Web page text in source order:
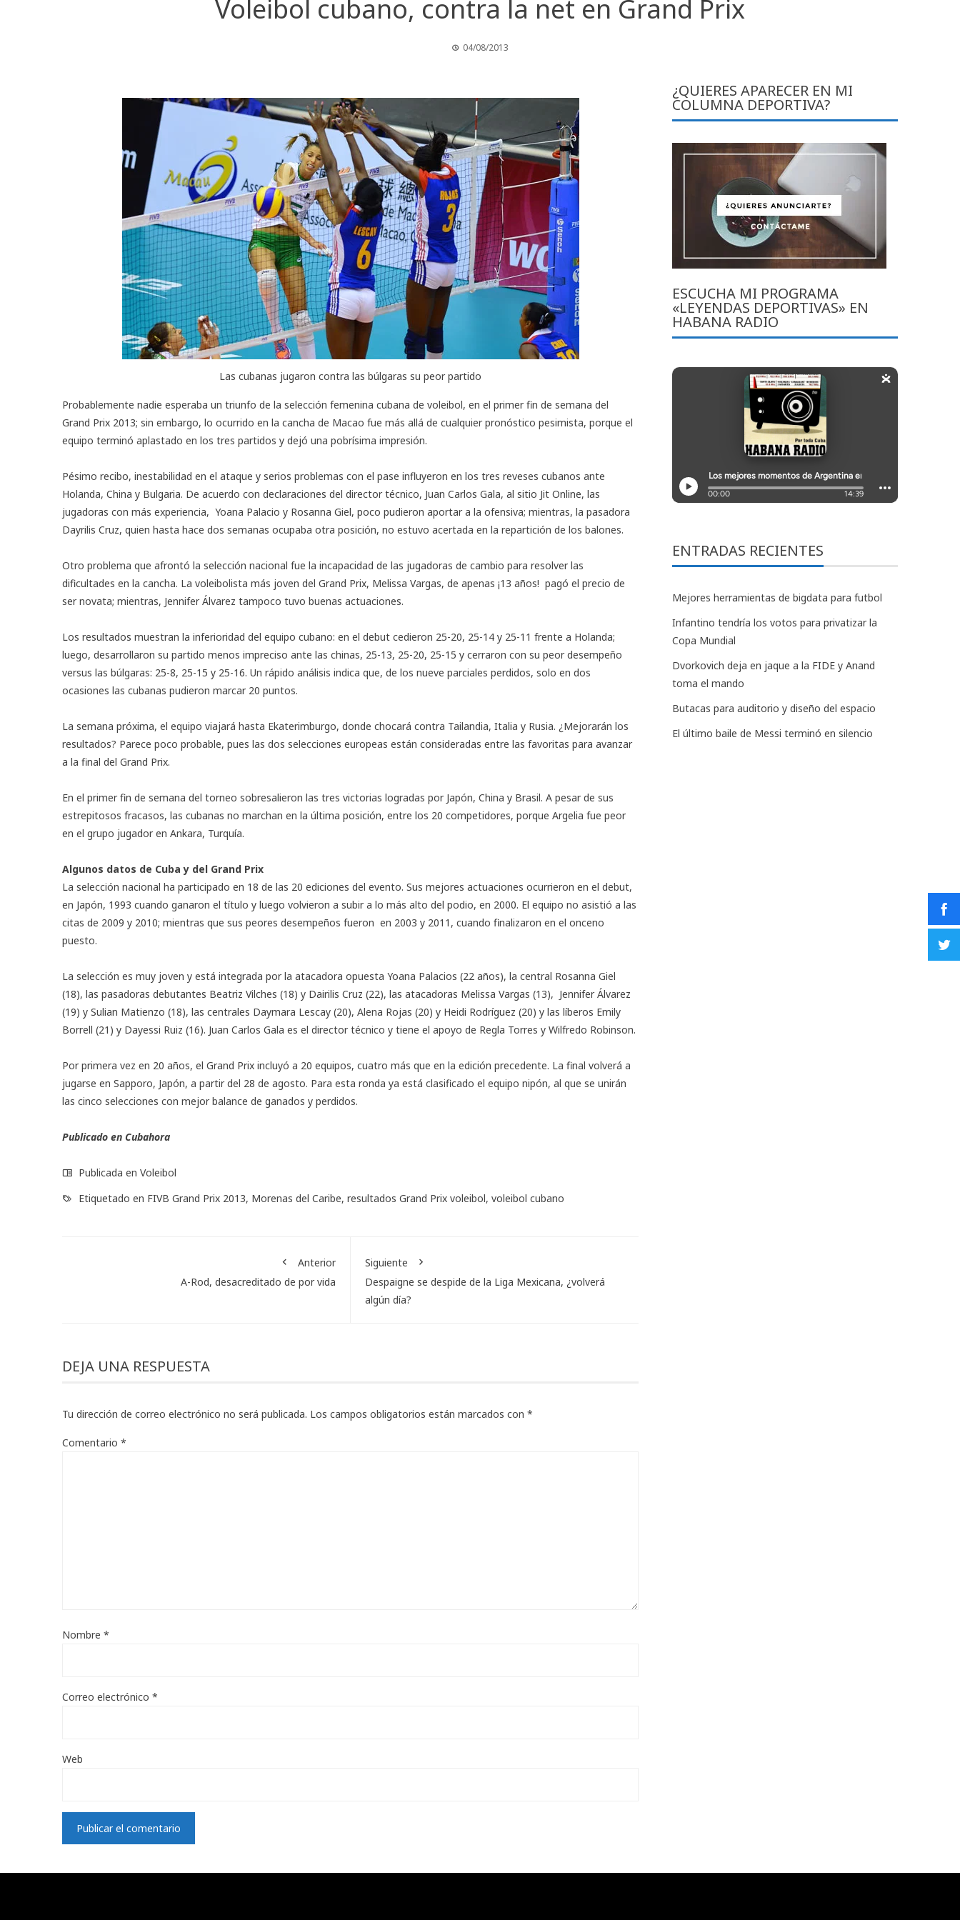
Voleibol cubano, contra la net en Grand Prix
04/08/2013
Las cubanas jugaron contra las búlgaras su peor partido
Probablemente nadie esperaba un triunfo de la selección femenina cubana de voleibol, en el primer fin de semana del
Grand Prix 2013; sin embargo, lo ocurrido en la cancha de Macao fue más allá de cualquier pronóstico pesimista, porque el
equipo terminó aplastado en los tres partidos y dejó una pobrísima impresión.
Pésimo recibo, inestabilidad en el ataque y serios problemas con el pase influyeron en los tres reveses cubanos ante
Holanda, China y Bulgaria. De acuerdo con declaraciones del director técnico, Juan Carlos Gala, al sitio Jit Online, las
jugadoras con más experiencia, Yoana Palacio y Rosanna Giel, poco pudieron aportar a la ofensiva; mientras, la pasadora
Dayrilis Cruz, quien hasta hace dos semanas ocupaba otra posición, no estuvo acertada en la repartición de los balones.
Otro problema que afrontó la selección nacional fue la incapacidad de las jugadoras de cambio para resolver las
dificultades en la cancha. La voleibolista más joven del Grand Prix, Melissa Vargas, de apenas ¡13 años! pagó el precio de
ser novata; mientras, Jennifer Álvarez tampoco tuvo buenas actuaciones.
Los resultados muestran la inferioridad del equipo cubano: en el debut cedieron 25-20, 25-14 y 25-11 frente a Holanda;
luego, desarrollaron su partido menos impreciso ante las chinas, 25-13, 25-20, 25-15 y cerraron con su peor desempeño
versus las búlgaras: 25-8, 25-15 y 25-16. Un rápido análisis indica que, de los nueve parciales perdidos, solo en dos
ocasiones las cubanas pudieron marcar 20 puntos.
La semana próxima, el equipo viajará hasta Ekaterimburgo, donde chocará contra Tailandia, Italia y Rusia. ¿Mejorarán los
resultados? Parece poco probable, pues las dos selecciones europeas están consideradas entre las favoritas para avanzar
a la final del Grand Prix.
En el primer fin de semana del torneo sobresalieron las tres victorias logradas por Japón, China y Brasil. A pesar de sus
estrepitosos fracasos, las cubanas no marchan en la última posición, entre los 20 competidores, porque Argelia fue peor
en el grupo jugador en Ankara, Turquía.
Algunos datos de Cuba y del Grand Prix
La selección nacional ha participado en 18 de las 20 ediciones del evento. Sus mejores actuaciones ocurrieron en el debut,
en Japón, 1993 cuando ganaron el título y luego volvieron a subir a lo más alto del podio, en 2000. El equipo no asistió a las
citas de 2009 y 2010; mientras que sus peores desempeños fueron en 2003 y 2011, cuando finalizaron en el onceno
puesto.
La selección es muy joven y está integrada por la atacadora opuesta Yoana Palacios (22 años), la central Rosanna Giel
(18), las pasadoras debutantes Beatriz Vilches (18) y Dairilis Cruz (22), las atacadoras Melissa Vargas (13), Jennifer Álvarez
(19) y Sulian Matienzo (18), las centrales Daymara Lescay (20), Alena Rojas (20) y Heidi Rodríguez (20) y las líberos Emily
Borrell (21) y Dayessi Ruiz (16). Juan Carlos Gala es el director técnico y tiene el apoyo de Regla Torres y Wilfredo Robinson.
Por primera vez en 20 años, el Grand Prix incluyó a 20 equipos, cuatro más que en la edición precedente. La final volverá a
jugarse en Sapporo, Japón, a partir del 28 de agosto. Para esta ronda ya está clasificado el equipo nipón, al que se unirán
las cinco selecciones con mejor balance de ganados y perdidos.
Publicado en Cubahora
Publicada en Voleibol
Etiquetado en FIVB Grand Prix 2013, Morenas del Caribe, resultados Grand Prix voleibol, voleibol cubano
Anterior
A-Rod, desacreditado de por vida
Siguiente
Despaigne se despide de la Liga Mexicana, ¿volverá
algún día?
DEJA UNA RESPUESTA
Tu dirección de correo electrónico no será publicada. Los campos obligatorios están marcados con *
Comentario *
Nombre *
Correo electrónico *
Web
¿QUIERES APARECER EN MI
COLUMNA DEPORTIVA?
ESCUCHA MI PROGRAMA
«LEYENDAS DEPORTIVAS» EN
HABANA RADIO
ENTRADAS RECIENTES
Mejores herramientas de bigdata para futbol
Infantino tendría los votos para privatizar la
Copa Mundial
Dvorkovich deja en jaque a la FIDE y Anand
toma el mando
Butacas para auditorio y diseño del espacio
El último baile de Messi terminó en silencio